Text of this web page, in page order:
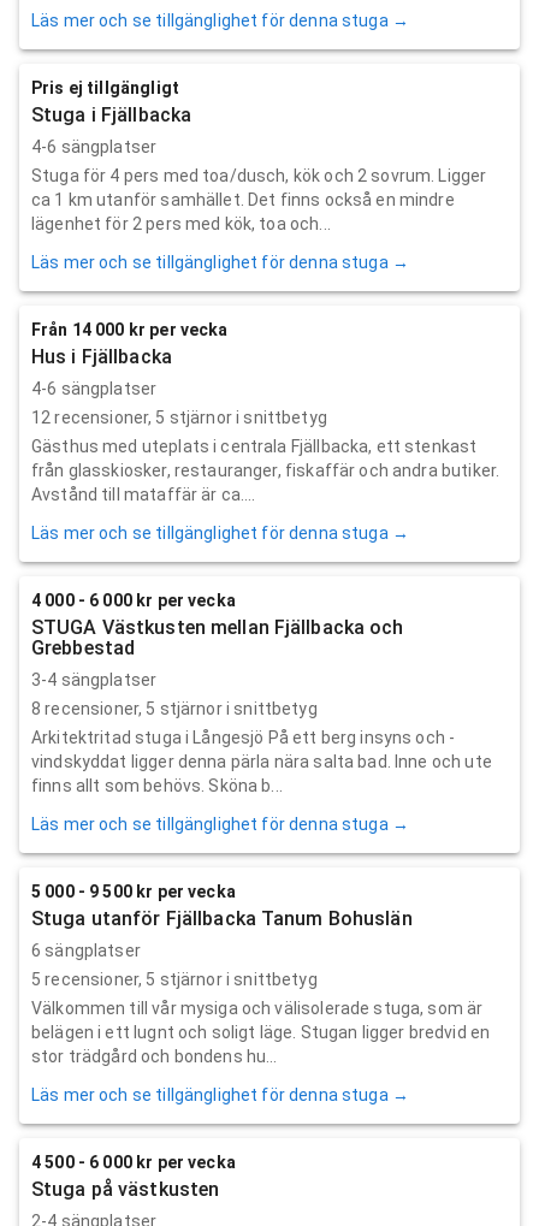
Läs mer och se tillgänglighet för denna stuga →
Pris ej tillgängligt
Stuga i Fjällbacka
4-6 sängplatser
Stuga för 4 pers med toa/dusch, kök och 2 sovrum. Ligger
ca 1 km utanför samhället. Det finns också en mindre
lägenhet för 2 pers med kök, toa och...
Läs mer och se tillgänglighet för denna stuga →
Från 14 000 kr per vecka
Hus i Fjällbacka
4-6 sängplatser
12 recensioner, 5 stjärnor i snittbetyg
Gästhus med uteplats i centrala Fjällbacka, ett stenkast
från glasskiosker, restauranger, fiskaffär och andra butiker.
Avstånd till mataffär är ca....
Läs mer och se tillgänglighet för denna stuga →
4 000 - 6 000 kr per vecka
STUGA Västkusten mellan Fjällbacka och
Grebbestad
3-4 sängplatser
8 recensioner, 5 stjärnor i snittbetyg
Arkitektritad stuga i Långesjö På ett berg insyns och -
vindskyddat ligger denna pärla nära salta bad. Inne och ute
finns allt som behövs. Sköna b...
Läs mer och se tillgänglighet för denna stuga →
5 000 - 9 500 kr per vecka
Stuga utanför Fjällbacka Tanum Bohuslän
6 sängplatser
5 recensioner, 5 stjärnor i snittbetyg
Välkommen till vår mysiga och välisolerade stuga, som är
belägen i ett lugnt och soligt läge. Stugan ligger bredvid en
stor trädgård och bondens hu...
Läs mer och se tillgänglighet för denna stuga →
4 500 - 6 000 kr per vecka
Stuga på västkusten
2-4 sängplatser